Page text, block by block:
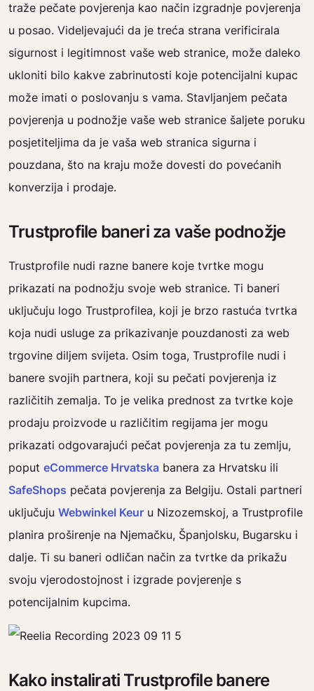
traže pečate povjerenja kao način izgradnje povjerenja
u posao. Videljevajući da je treća strana verificirala
sigurnost i legitimnost vaše web stranice, može daleko
ukloniti bilo kakve zabrinutosti koje potencijalni kupac
može imati o poslovanju s vama. Stavljanjem pečata
povjerenja u podnožje vaše web stranice šaljete poruku
posjetiteljima da je vaša web stranica sigurna i
pouzdana, što na kraju može dovesti do povećanih
konverzija i prodaje.
Trustprofile baneri za vaše podnožje
Trustprofile nudi razne banere koje tvrtke mogu
prikazati na podnožju svoje web stranice. Ti baneri
uključuju logo Trustprofilea, koji je brzo rastuća tvrtka
koja nudi usluge za prikazivanje pouzdanosti za web
trgovine diljem svijeta. Osim toga, Trustprofile nudi i
banere svojih partnera, koji su pečati povjerenja iz
različitih zemalja. To je velika prednost za tvrtke koje
prodaju proizvode u različitim regijama jer mogu
prikazati odgovarajući pečat povjerenja za tu zemlju,
poput eCommerce Hrvatska banera za Hrvatsku ili
SafeShops pečata povjerenja za Belgiju. Ostali partneri
uključuju Webwinkel Keur u Nizozemskoj, a Trustprofile
planira proširenje na Njemačku, Španjolsku, Bugarsku i
dalje. Ti su baneri odličan način za tvrtke da prikažu
svoju vjerodostojnost i izgrade povjerenje s
potencijalnim kupcima.
Kako instalirati Trustprofile banere